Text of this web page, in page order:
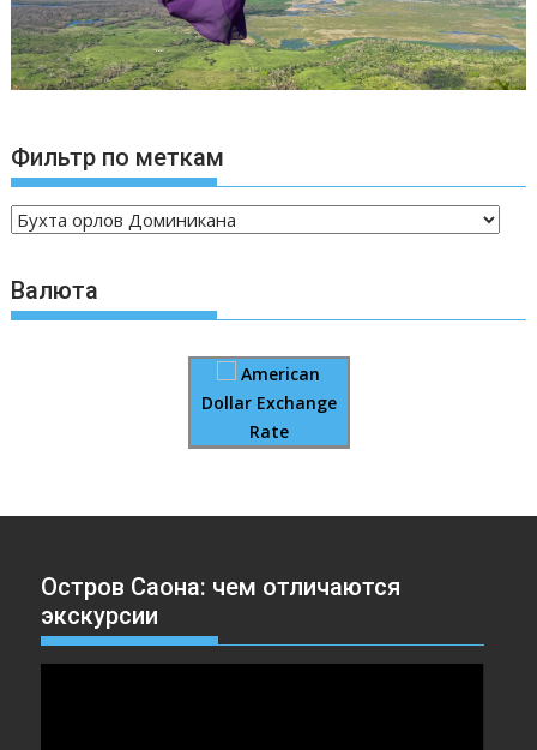
Фильтр по меткам
Валюта
American
Dollar Exchange
Rate
Остров Саона: чем отличаются
экскурсии